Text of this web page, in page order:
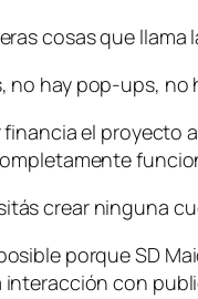
cosas que
no hay pop-ups,
financia el proyecto
crear ninguna
porque SD
interacción con